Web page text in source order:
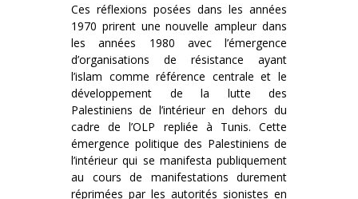
Ces réflexions posées dans les années
1970 prirent une nouvelle ampleur dans
les années 1980 avec l’émergence
d’organisations de résistance ayant
l’islam comme référence centrale et le
développement de la lutte des
Palestiniens de l’intérieur en dehors du
cadre de l’OLP repliée à Tunis. Cette
émergence politique des Palestiniens de
l’intérieur qui se manifesta publiquement
au cours de manifestations durement
réprimées par les autorités sionistes en